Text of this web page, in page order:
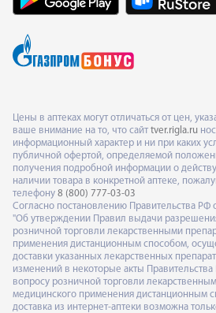
Цены в аптеках могут отличаться от цен,
ваше внимание на то, что сайт tver.rigla.ru
информационный характер и ни при каких
публичной офертой, определяемой
получения подробной информации о
наличии товара в конкретной аптеке,
телефону 8 (800) 777-03-03
Согласно постановлению Правительства РФ
"Об утверждении Правил выдачи
розничной торговли лекарственными
применения дистанционным способом,
доставки указанных лекарственных
изменений в некоторые акты
вопросу розничной торговли
медицинского применения дистанционным
доставка из интернет-аптеки возможна